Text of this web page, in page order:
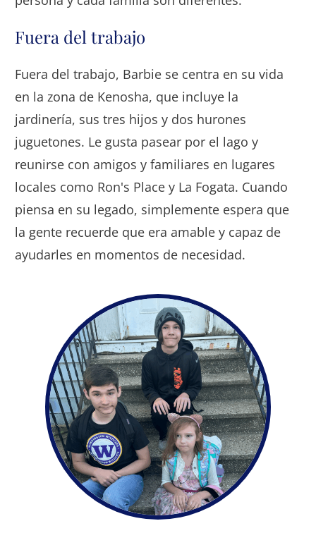
Fuera del trabajo
Fuera del trabajo, Barbie se centra en su vida
en la zona de Kenosha, que incluye la
jardinería, sus tres hijos y dos hurones
juguetones. Le gusta pasear por el lago y
reunirse con amigos y familiares en lugares
locales como Ron's Place y La Fogata. Cuando
piensa en su legado, simplemente espera que
la gente recuerde que era amable y capaz de
ayudarles en momentos de necesidad.